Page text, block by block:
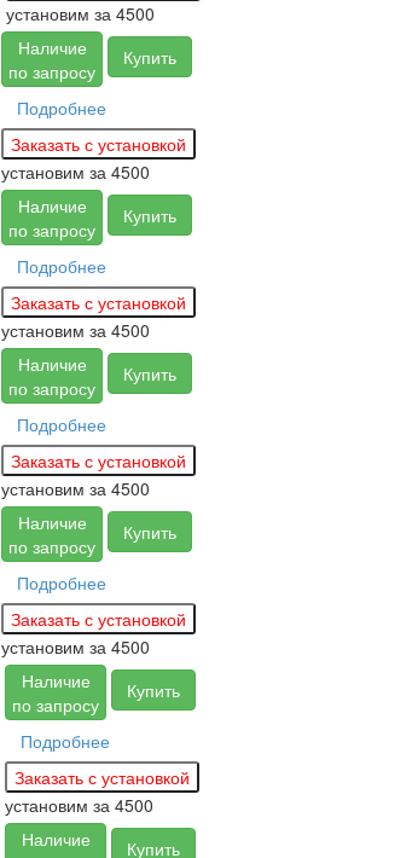
установим за 4500
Наличие
по запросу
Купить
Подробнее
установим за 4500
Наличие
по запросу
Купить
Подробнее
установим за 4500
Наличие
по запросу
Купить
Подробнее
установим за 4500
Наличие
по запросу
Купить
Подробнее
установим за 4500
Наличие
по запросу
Купить
Подробнее
установим за 4500
Наличие
Купить